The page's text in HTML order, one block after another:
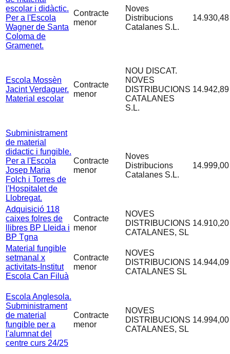
escolar i didàctic.
Per a l'Escola
Wagner de Santa
Coloma de
Gramenet.
Contracte
menor
Noves
Distribucions
Catalanes S.L.
Escola Mossèn
Jacint Verdaguer.
Material escolar
Contracte
menor
NOU DISCAT.
NOVES
DISTRIBUCIONS
CATALANES
S.L.
Subministrament
de material
didactic i fungible.
Per a l'Escola
Josep Maria
Folch i Torres de
l'Hospitalet de
Llobregat.
Contracte
menor
Noves
Distribucions
Catalanes S.L.
Adquisició 118
caixes folres de
llibres BP Lleida i
BP Tgna
Contracte
menor
NOVES
DISTRIBUCIONS
CATALANES, SL
Material fungible
setmanal x
activitats-Institut
Escola Can Filuà
Contracte
menor
NOVES
DISTRIBUCIONS
CATALANES SL
Escola Anglesola.
Subministrament
de material
fungible per a
l'alumnat del
centre curs 24/25
Contracte
menor
NOVES
DISTRIBUCIONS
CATALANES, SL